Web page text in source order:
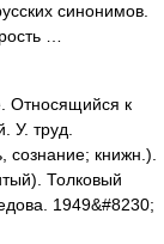
синонимов.
…
к
У. труд.
сознание; книжн.).
Толковый
1949&#8230;